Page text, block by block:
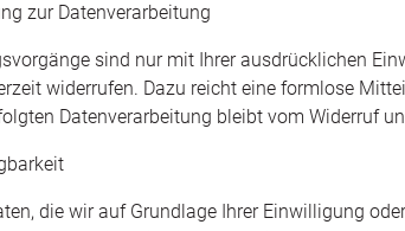
zur Datenverarbeitung
sind nur mit Ihrer ausdrücklichen
widerrufen. Dazu reicht eine formlose
Datenverarbeitung bleibt vom Widerruf
die wir auf Grundlage Ihrer Einwilligung